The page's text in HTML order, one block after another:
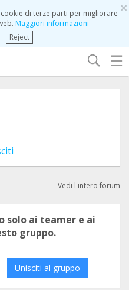
×
di terze parti per migliorare
Maggiori informazioni
Reject
☰
Vedi l'intero forum
solo ai teamer e ai
gruppo.
Unisciti al gruppo